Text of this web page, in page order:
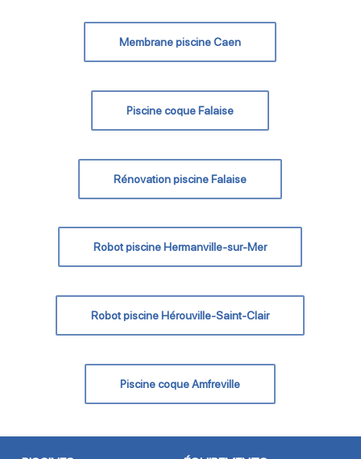
Membrane piscine Caen
Piscine coque Falaise
Rénovation piscine Falaise
Robot piscine Hermanville-sur-Mer
Robot piscine Hérouville-Saint-Clair
Piscine coque Amfreville